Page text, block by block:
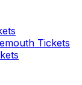
Tickets